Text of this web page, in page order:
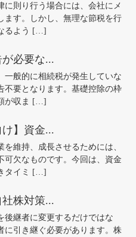
に則り行う場合には、会社にメ
ます。しかし、無理な節税を行
るよう […]
必要な...
一般的に相続税が発生していな
不要となります。基礎控除の枠
が収ま […]
け】資金...
を維持、成長させるためには、
可欠なものです。今回は、資金
タイミ […]
株対策...
後継者に変更するだけではな
に引き継ぐ必要があります。株